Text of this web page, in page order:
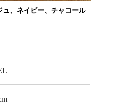
、ネイビー、チャコール